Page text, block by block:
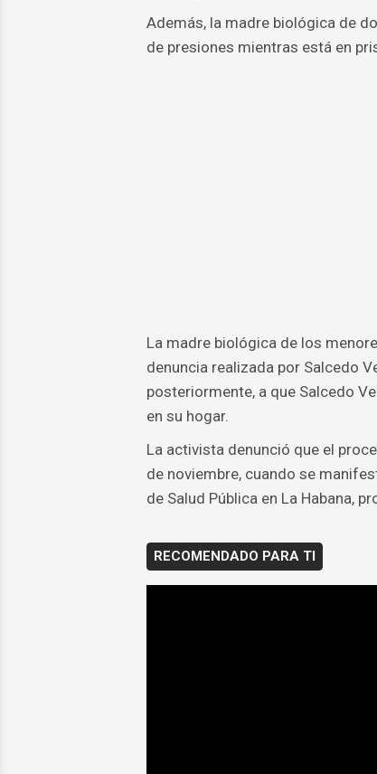
Además, la madre biológica de
de presiones mientras está en
La madre biológica de los
denuncia realizada por Salcedo
posteriormente, a que Salcedo
en su hogar.
La activista denunció que el
de noviembre, cuando se
de Salud Pública en La Habana,
RECOMENDADO PARA TI